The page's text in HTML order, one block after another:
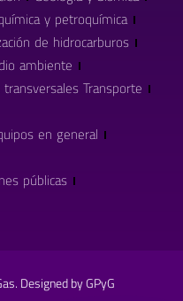
y petroquímica
de hidrocarburos
ambiente
transversales Transporte
en general
públicas
Designed by GPyG